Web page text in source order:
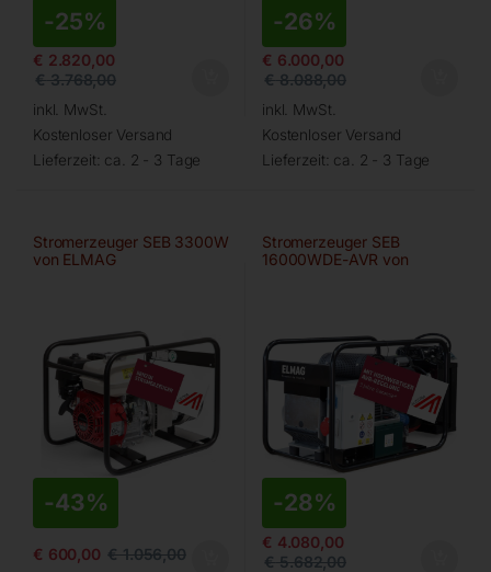
-25%
€ 2.820,00
€3.768,00
inkl. MwSt.
Kostenloser Versand
Lieferzeit: ca. 2 - 3 Tage
-26%
€ 6.000,00
€8.088,00
inkl. MwSt.
Kostenloser Versand
Lieferzeit: ca. 2 - 3 Tage
Stromerzeuger SEB 3300W
von ELMAG
-43%
€ 600,00 €1.056,00
Stromerzeuger SEB
16000WDE-AVR von
-28%
€ 4.080,00
€5.682,00